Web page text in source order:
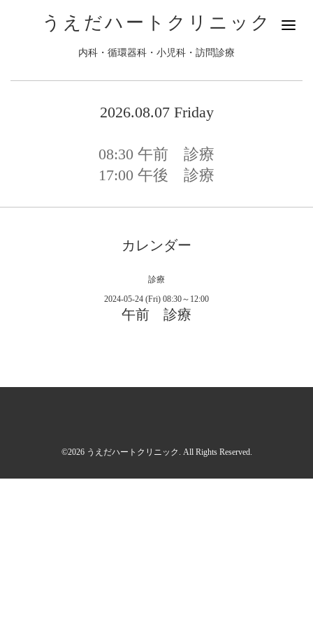
うえだハートクリニック
内科・循環器科・小児科・訪問診療
2026.08.07 Friday
08:30 午前 診療
17:00 午後 診療
カレンダー
診療
2024-05-24 (Fri) 08:30～12:00
午前 診療
©2026 うえだハートクリニック . All Rights Reserved.